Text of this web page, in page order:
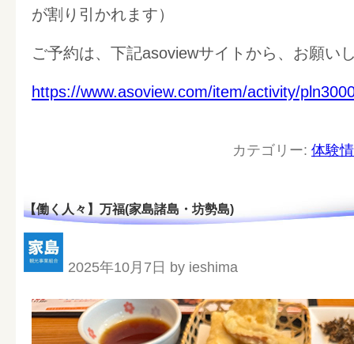
が割り引かれます）
ご予約は、下記asoviewサイトから、お願い
https://www.asoview.com/item/activity/
カテゴリー: 体験
【働く人々】万福(家島諸島・坊勢島)
2025年10月7日 by ieshima